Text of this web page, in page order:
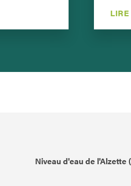
Niveau d'eau de l'Alzette